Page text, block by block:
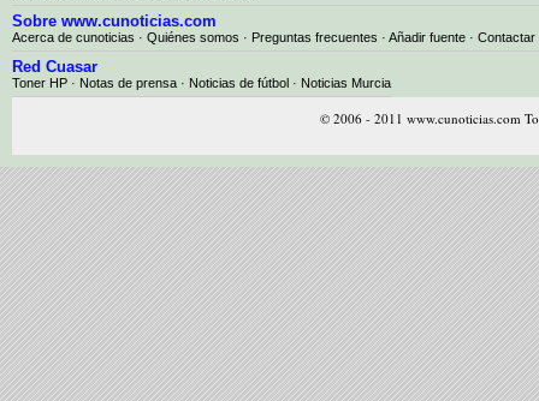
Sobre www.cunoticias.com
Acerca de cunoticias · Quiénes somos · Preguntas frecuentes · Añadir fuente · Contactar
Red Cuasar
Toner HP · Notas de prensa · Noticias de fútbol · Noticias Murcia
© 2006 - 2011 www.cunoticias.com